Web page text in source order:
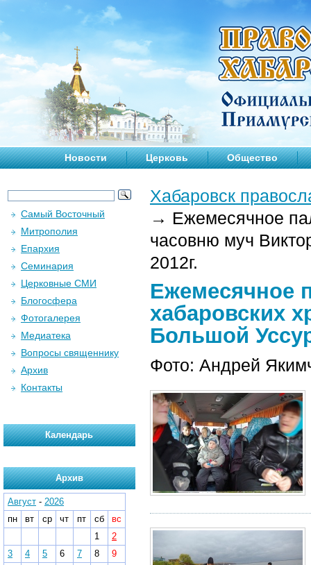
Новости Церковь Общество
Хабаровск
→ Ежемесячное
часовню муч
2012г.
Ежемесячное
хабаровских
Большой
Фото: Андрей
Самый Восточный
Митрополия
Епархия
Семинария
Церковные СМИ
Блогосфера
Фотогалерея
Медиатека
Вопросы священнику
Архив
Контакты
Календарь
Архив
Август - 2026
пн
вт ср чт пт сб
вс
1
2
3
4 5 6 7 8
9